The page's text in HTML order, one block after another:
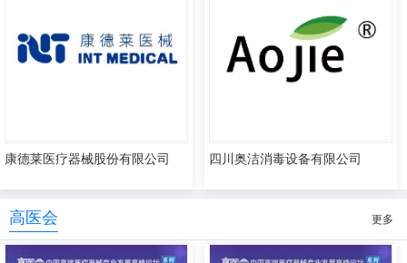
康德莱医疗器械股份有限公司 四川奥洁消毒设备有限公司
高医会 更多